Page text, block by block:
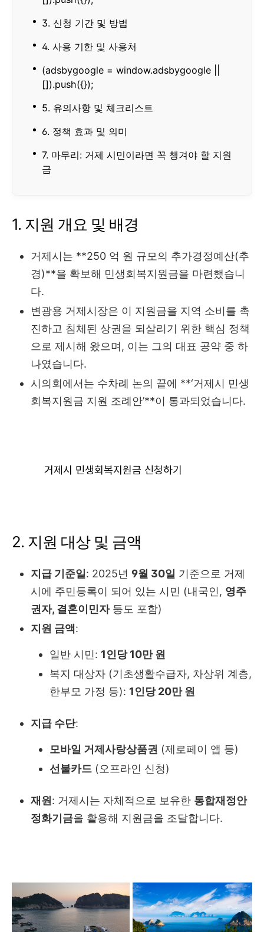
3. 신청 기간 및 방법
4. 사용 기한 및 사용처
(adsbygoogle = window.adsbygoogle ||
[]).push({});
5. 유의사항 및 체크리스트
6. 정책 효과 및 의미
7. 마무리: 거제 시민이라면 꼭 챙겨야 할 지원
금
1. 지원 개요 및 배경
거제시는 **250 억 원 규모의 추가경정예산(추
경)**을 확보해 민생회복지원금을 마련했습니
다.
변광용 거제시장은 이 지원금을 지역 소비를 촉
진하고 침체된 상권을 되살리기 위한 핵심 정책
으로 제시해 왔으며, 이는 그의 대표 공약 중 하
나였습니다.
시의회에서는 수차례 논의 끝에 **‘거제시 민생
회복지원금 지원 조례안’**이 통과되었습니다.
거제시 민생회복지원금 신청하기
2. 지원 대상 및 금액
지급 기준일: 2025년 9월 30일 기준으로 거제
시에 주민등록이 되어 있는 시민 (내국인, 영주
권자, 결혼이민자등도 포함)
지원 금액:
일반 시민: 1인당 10만 원
복지 대상자 (기초생활수급자, 차상위 계층,
한부모 가정 등): 1인당 20만 원
지급 수단:
모바일 거제사랑상품권 (제로페이 앱 등)
선불카드 (오프라인 신청)
재원: 거제시는 자체적으로 보유한 통합재정안
정화기금을 활용해 지원금을 조달합니다.